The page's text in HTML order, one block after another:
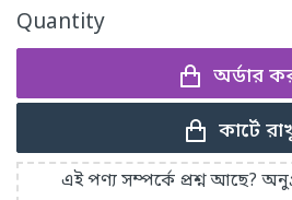
Quantity
অর্ডার
কার্টে
এই পণ্য সম্পর্কে প্রশ্ন আছে?